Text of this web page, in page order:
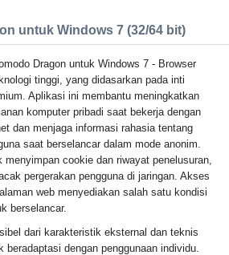
untuk Windows 7 (32/64 bit)
Dragon untuk Windows 7 - Browser
tinggi, yang didasarkan pada inti
Aplikasi ini membantu meningkatkan
komputer pribadi saat bekerja dengan
dan menjaga informasi rahasia tentang
saat berselancar dalam mode anonim.
menyimpan cookie dan riwayat penelusuran,
pergerakan pengguna di jaringan. Akses
web menyediakan salah satu kondisi
berselancar.
dari karakteristik eksternal dan teknis
beradaptasi dengan penggunaan individu.